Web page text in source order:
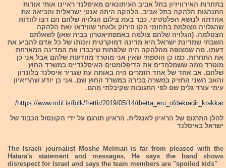
בתחרות האירוויזיון בתל אביב העיתונאים מאיסלנד ראיינו אותי אודות
התנהגות הלהקה בתל אביב. הלהקה היתה אנטי ישראלית והביאה את
אהדתה לנושא הפלסטיני. כבר בעת צילום הגלויה שלהם הם רצו לוודות
שהגלויה מצולמת בתחומי הקו הירוק ולאחר שווידאו זאת הלהקה
הצטלמה. (הגלויה שלהם צולמה באמפתיאטרון בבית שאן) לשאלתם
השבתי שמדינת ישראל היא מדינה דמוקרטית וזכותו של כל אדם להביע את
דעתו. מה שמצופה מהלהקה היה שלפחות שיכבדו את המדינה המארחת
את התחרות. כמו כן הוספתי שאין אני מוטרד מהדעות שלהם אבל אני כן
מוטרד ממה ששמלמדים את הדיפלומטים האיסלנדיים במשרד החוץ
שלהם. אב אחד של אחד הזמרים היה באותה עת שגריר איסלנד בלונדון
והאב השני החזיק במשרה בכירה במשרד החוץ שם. אני כן יודע שהריאיון
עימי עורר גלים שם לפי התגובות שקיבלתי מהם.
https://www.mbl.is/folk/frettir/2019/05/14/thetta_eru_ofdekradir_krakkar/
להלן התרגום של הראיון לאנגלית. הראיון תורגם על ידי הקונסול הכבוד של
ישראל באיסלנד
The Israeli journalist Moshe Melman is far from pleased with the
Hatara's statement and messages. He says the band shows
disrespect for Israel and says the team members are "spoiled kids"